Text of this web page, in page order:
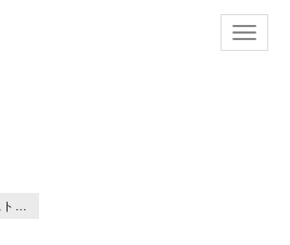
ナビ
総合電子書籍ストア｢コミックシーモア｣サービス概要